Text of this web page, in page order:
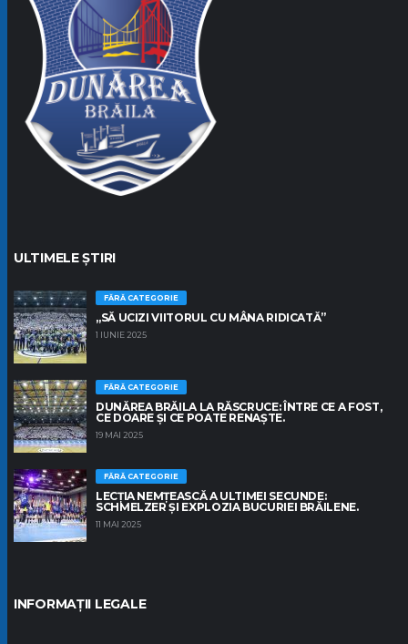
ULTIMELE ȘTIRI
FĂRĂ CATEGORIE
„SĂ UCIZI VIITORUL CU MÂNA RIDICATĂ”
1 IUNIE 2025
FĂRĂ CATEGORIE
DUNĂREA BRĂILA LA RĂSCRUCE: ÎNTRE CE A FOST,
CE DOARE ȘI CE POATE RENAȘTE.
19 MAI 2025
FĂRĂ CATEGORIE
LECȚIA NEMȚEASCĂ A ULTIMEI SECUNDE:
SCHMELZER ȘI EXPLOZIA BUCURIEI BRĂILENE.
11 MAI 2025
INFORMAȚII LEGALE